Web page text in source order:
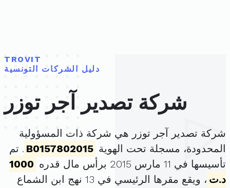
TROVIT
دليل الشركات التونسية
شركة تصدير آجر توزر
شركة تصدير آجر توزر هي شركة ذات المسؤولية
المحدودة، مسجلة تحت الهوية B0157802015 . تم
تأسيسها في 11 مارس 2015 برأس مال قدره
1000
د.ت
، ويقع مقرها الرئيسي في 13 نهج ابن الشماع